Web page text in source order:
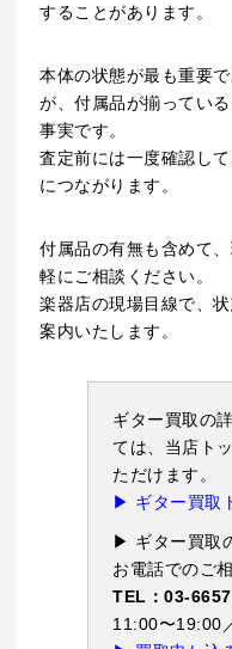
することがあります。
本体の状態が最も重要
が、付属品が揃ってい
事実です。
査定前には一度確認し
につながります。
付属品の有無も含めて
軽にご相談ください。
楽器店の現場目線で、
案内いたします。
ギター買取の
ては、当店ト
ただけます。
▶ ギター買取
▶ ギター買取
お電話でのご
TEL：03-
11:00〜19:00